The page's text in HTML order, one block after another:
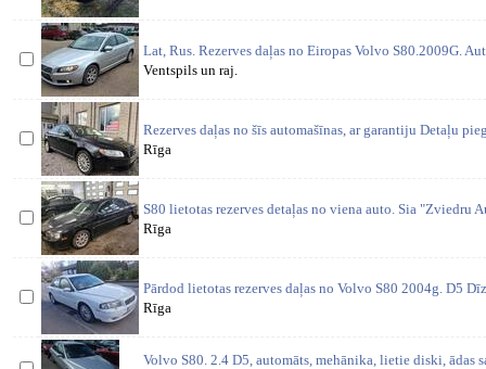
Lat, Rus. Rezerves daļas no Eiropas Volvo S80.2009G.
Ventspils un raj.
Rezerves daļas no šīs automašīnas, ar garantiju Detaļu
Rīga
S80 lietotas rezerves detaļas no viena auto. Sia "Zviedru
Rīga
Pārdod lietotas rezerves daļas no Volvo S80 2004g. D5
Rīga
Volvo S80. 2.4 D5, automāts, mehānika, lietie diski, ādas